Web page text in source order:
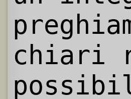
chiari